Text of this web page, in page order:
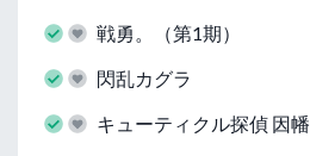
戦勇。（第1期）
閃乱カグラ
キューティクル探偵 因幡